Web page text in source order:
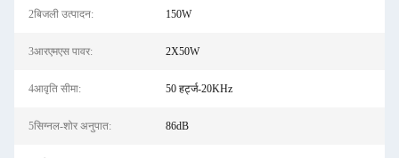
2बिजली उत्पादन: 150W
3आरएमएस पावर: 2X50W
4आवृति सीमा: 50 हर्ट्ज-20KHz
5सिग्नल-शोर अनुपात: 86dB